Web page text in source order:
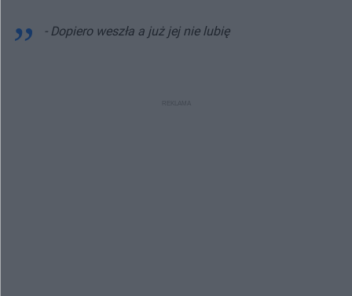
- Dopiero weszła a już jej nie lubię